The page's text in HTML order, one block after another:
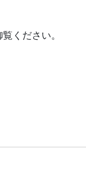
ください。